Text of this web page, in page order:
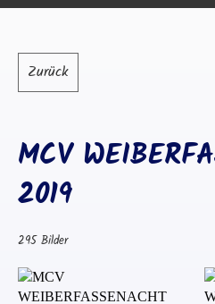
Zurück
MCV
2019
295 Bilder